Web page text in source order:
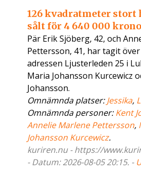
126 kvadratmeter stort
sålt för 4 640 000
Pär Erik Sjöberg, 42, och
Pettersson, 41, har tagit
adressen Ljusterleden 25 i
Maria Johansson Kurcewicz
Johansson.
Omnämnda platser:Jessika,
Omnämnda personer:Kent
Annelie Marlene Pettersson,
Johansson Kurcewicz.
kuriren.nu - https://
- Datum: 2026-08-05 20:15. -